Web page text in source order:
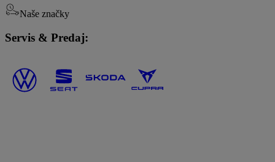
Naše značky
Servis & Predaj: